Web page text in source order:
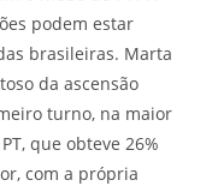
podem estar
brasileiras. Marta
da ascensão
turno, na maior
que obteve 26%
com a própria